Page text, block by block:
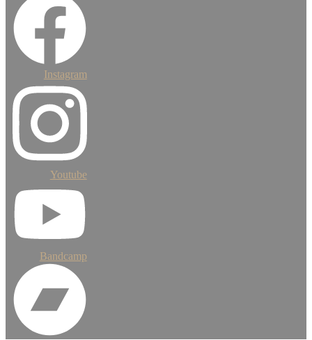
Instagram
Youtube
Bandcamp